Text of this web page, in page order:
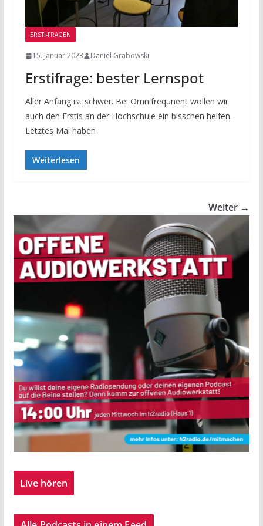
ERSTI-FRAGEN
15. Januar 2023 Daniel Grabowski
Erstifrage: bester Lernspot
Aller Anfang ist schwer. Bei Omnifrequnent wollen wir
auch den Erstis an der Hochschule ein bisschen helfen.
Letztes Mal haben
Weiterlesen
Weiter →
Live hören